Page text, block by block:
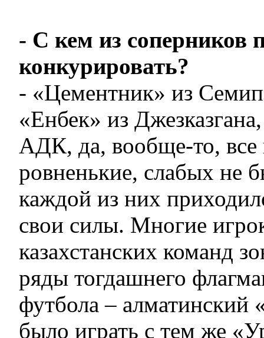
- С кем из соперников
конкурировать?
- «Цементник» из
«Енбек» из
АДК, да, вообще-то,
ровненькие, слабых не
каждой из них
свои силы. Многие
казахстанских команд
ряды тогдашнего
футбола – алматинский
было играть с тем же